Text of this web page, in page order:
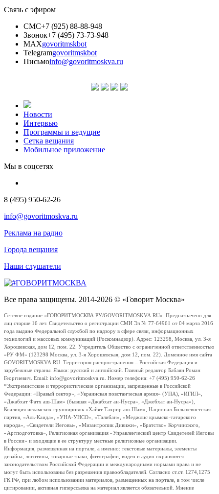
Связь с эфиром
СМС+7 (925) 88-88-948
Звонок+7 (495) 73-73-948
MAXgovoritmskbot
Telegramgovoritmskbot
Письмоinfo@govoritmoskva.ru
Новости
Интервью
Программы и ведущие
Сетка вещания
Мобильное приложение
Мы в соцсетях
8 (495) 950-62-26
info@govoritmoskva.ru
Реклама на радио
Города вещания
Наши слушатели
Все права защищены. 2014-2026 © «Говорит Москва»
Сетевое издание «ГОВОРИТМОСКВА.РУ/GOVORITMOSKVA.RU». Предназначено для
лиц старше 16 лет. Свидетельство о регистрации СМИ Эл № 77-64961 от 04 марта 2016
года выдано Федеральной службой по надзору в сфере связи, информационных
технологий и массовых коммуникаций (Роскомнадзор). Адрес: 123298, Москва, ул. 3-я
Хорошевская, дом 12, пом. 22. Учредитель Общество с ограниченной ответственностью
«РУ ФМ» (123298 Москва, ул. 3-я Хорошевская, дом 12, пом. 22). Доменное имя сайта
GOVORITMOSKVA.RU. Территория распространения – Российская Федерация и
зарубежные страны. Языки: русский и английский. Главный редактор Бабаян Роман
Георгиевич. Email: info@govoritmoskva.ru. Номер телефона: +7 (495) 950-62-26
*Экстремистские и террористические организации, запрещенные в Российской
Федерации: «Правый сектор», «Украинская повстанческая армия» (УПА), «ИГИЛ»,
«Джабхат Фатх аш-Шам» (бывшая «Джабхат ан-Нусра», «Джебхат ан-Нусра»),
Коалиция исламских группировок «Хайят Тахрир аш-Шам», Национал-Большевистская
партия, «Аль-Каида», «УНА-УНСО», «Талибан», «Меджлис крымско-татарского
народа», «Свидетели Иеговы», «Мизантропик Дивижн», «Братство» Корчинского,
«Артподготовка», Религиозная организация «Управленческий центр Свидетелей Иеговы
в России» и входящие в ее структуру местные религиозные организации.
Информация, размещенная на портале, а именно: текстовые материалы, элементы
дизайна, логотипы, товарные знаки, фотографии, видео и аудио охраняются
законодательством Российской Федерации и международными нормами права и не
могут быть использованы без разрешения правообладателей. Согласно ст.ст. 1274,1275
ГК РФ, при любом использовании материалов, размещенных на портале, в том числе
цитировании, активная гиперссылка на материал является обязательной. Мнение